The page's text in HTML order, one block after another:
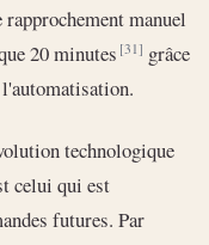
manuel
20 minutes[31] grâce
technologique
celui qui est
futures. Par